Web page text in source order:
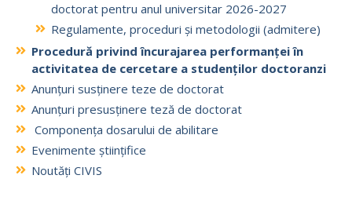
doctorat pentru anul universitar 2026-2027
Regulamente, proceduri și metodologii (admitere)
Procedură privind încurajarea performanței în
activitatea de cercetare a studenților doctoranzi
Anunțuri susținere teze de doctorat
Anunțuri presusținere teză de doctorat
Componența dosarului de abilitare
Evenimente științifice
Noutăți CIVIS